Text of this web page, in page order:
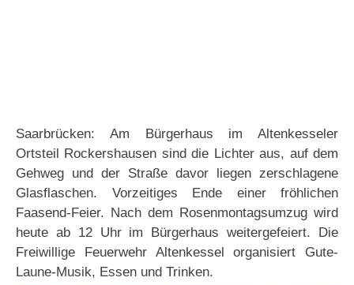
Saarbrücken: Am Bürgerhaus im Altenkesseler
Ortsteil Rockershausen sind die Lichter aus, auf dem
Gehweg und der Straße davor liegen zerschlagene
Glasflaschen. Vorzeitiges Ende einer fröhlichen
Faasend-Feier. Nach dem Rosenmontagsumzug wird
heute ab 12 Uhr im Bürgerhaus weitergefeiert. Die
Freiwillige Feuerwehr Altenkessel organisiert Gute-
Laune-Musik, Essen und Trinken.